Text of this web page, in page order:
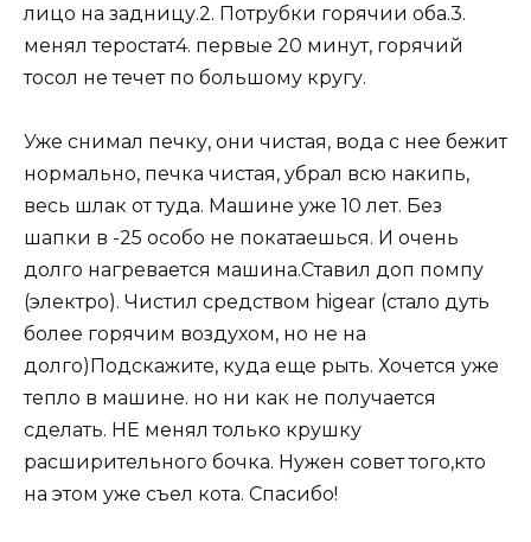
лицо на задницу.2. Потрубки горячии оба.3.
менял теростат4. первые 20 минут, горячий
тосол не течет по большому кругу.
Уже снимал печку, они чистая, вода с нее бежит
нормально, печка чистая, убрал всю накипь,
весь шлак от туда. Машине уже 10 лет. Без
шапки в -25 особо не покатаешься. И очень
долго нагревается машина.Ставил доп помпу
(электро). Чистил средством higear (стало дуть
более горячим воздухом, но не на
долго)Подскажите, куда еще рыть. Хочется уже
тепло в машине. но ни как не получается
сделать. НЕ менял только крушку
расширительного бочка. Нужен совет того,кто
на этом уже съел кота. Спасибо!